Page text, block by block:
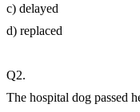
c) delayed
d) replaced
Q2.
The hospital dog passed